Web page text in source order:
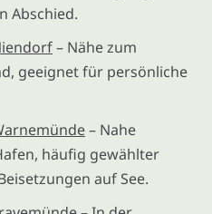
Abschied.
– Nähe zum
geeignet für persönliche
– Nahe
häufig gewählter
auf See.